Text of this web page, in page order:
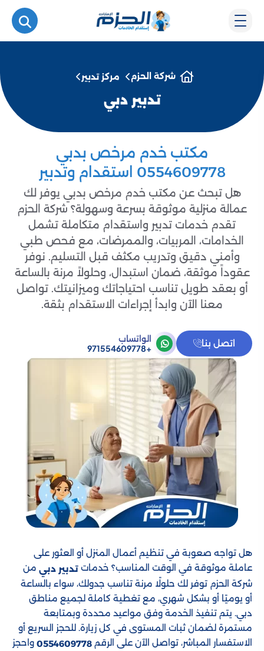
شركة الحزم مركز تدبير
تدبير دبي
مكتب خدم مرخص بدبي
0554609778 استقدام وتدبير
هل تبحث عن مكتب خدم مرخص بدبي يوفر لك
عمالة منزلية موثوقة بسرعة وسهولة؟ شركة الحزم
تقدم خدمات تدبير واستقدام متكاملة تشمل
الخدامات، المربيات، والممرضات، مع فحص طبي
وأمني دقيق وتدريب مكثف قبل التسليم. نوفر
عقوداً موثقة، ضمان استبدال، وحلولاً مرنة بالساعة
أو بعقد طويل تناسب احتياجاتك وميزانيتك. تواصل
معنا الآن وابدأ إجراءات الاستقدام بثقة.
اتصل بنا
الواتساب
+971554609778
هل تواجه صعوبة في تنظيم أعمال المنزل أو العثور على
عاملة موثوقة في الوقت المناسب؟ خدمات تدبير دبي من
شركة الحزم توفر لك حلولًا مرنة تناسب جدولك، سواء بالساعة
أو يوميًا أو بشكل شهري، مع تغطية كاملة لجميع مناطق
دبي. يتم تنفيذ الخدمة وفق مواعيد محددة وبمتابعة
مستمرة لضمان ثبات المستوى في كل زيارة. للحجز السريع أو
الاستفسار المباشر، تواصل الآن على الرقم 0554609778 واحجز